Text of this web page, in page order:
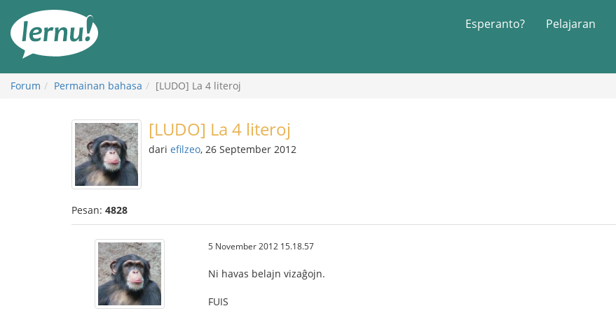
daftar
Esperanto? Pelajaran
Forum Permainan bahasa [LUDO] La 4 literoj
[LUDO] La 4 literoj
dari efilzeo, 26 September 2012
Pesan: 4828
5 November 2012 15.18.57
Ni havas belajn vizaĝojn.
FUIS